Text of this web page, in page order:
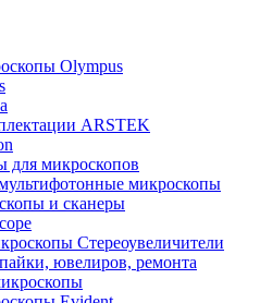
Olympus
ARSTEK
микроскопов
микроскопы
и сканеры
Стереоувеличители
ювелиров, ремонта